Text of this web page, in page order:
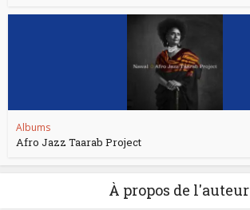
Albums
Afro Jazz Taarab Project
À propos de l'auteur